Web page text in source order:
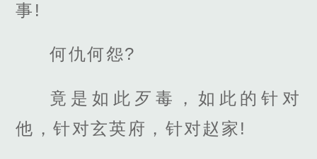
事!
何仇何怨?
竟是如此歹毒，如此的针对
他，针对玄英府，针对赵家!